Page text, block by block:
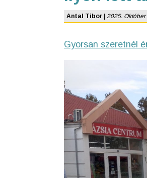
Antal Tibor 2025.
Gyorsan szeretnél